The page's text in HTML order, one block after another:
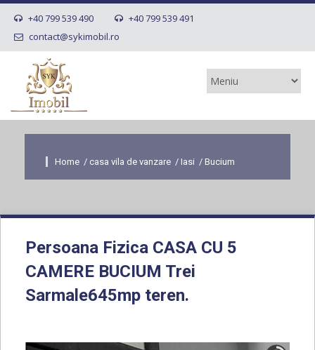
+40 799 539 490
+40 799 539 491
contact@sykimobil.ro
Home / casa vila de vanzare / Iasi / Bucium
Persoana Fizica CASA CU 5
CAMERE BUCIUM Trei
Sarmale645mp teren.